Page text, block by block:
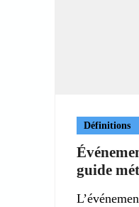
Définitions
guide